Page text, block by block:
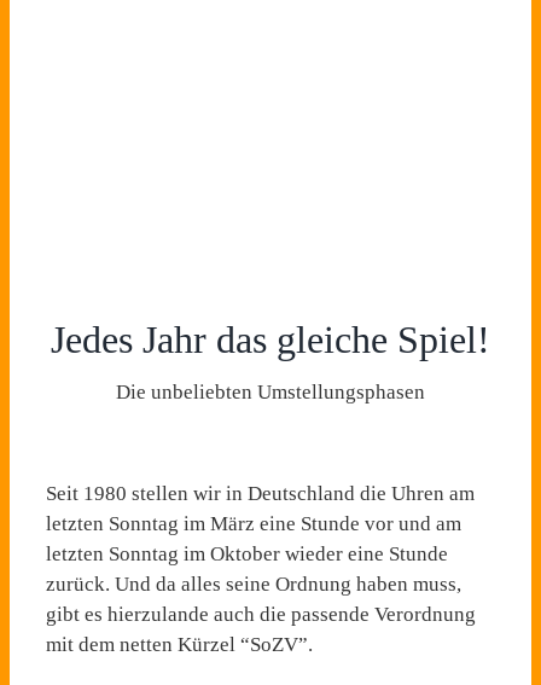
Jedes Jahr das gleiche Spiel!
Die unbeliebten Umstellungsphasen
Seit 1980 stellen wir in Deutschland die Uhren am
letzten Sonntag im März eine Stunde vor und am
letzten Sonntag im Oktober wieder eine Stunde
zurück. Und da alles seine Ordnung haben muss,
gibt es hierzulande auch die passende Verordnung
mit dem netten Kürzel “SoZV”.